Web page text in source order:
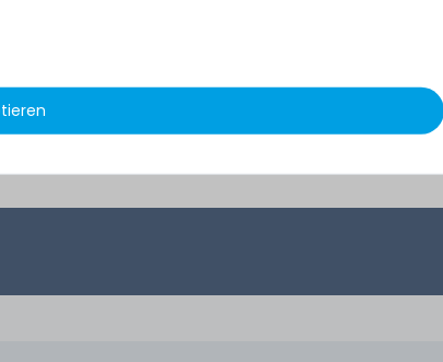
€ * 7.724,99 € *